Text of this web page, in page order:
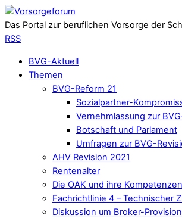
Das Portal zur beruflichen Vorsorge der
RSS
BVG-Aktuell
Themen
BVG-Reform 21
Sozialpartner-
Vernehmlassung zur
Botschaft und Parlament
Umfragen zur BVG-
AHV Revision 2021
Rentenalter
Die OAK und ihre Kompetenzen
Fachrichtlinie 4 – Technischer
Diskussion um Broker-